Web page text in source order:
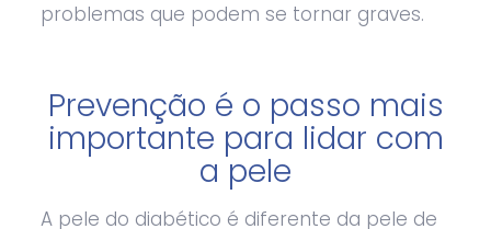
problemas que podem se tornar graves.
Prevenção é o passo mais
importante para lidar com
a pele
A pele do diabético é diferente da pele de